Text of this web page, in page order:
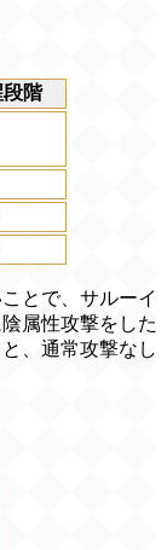
階
とで、サルーイ
属性攻撃をした
、通常攻撃なし